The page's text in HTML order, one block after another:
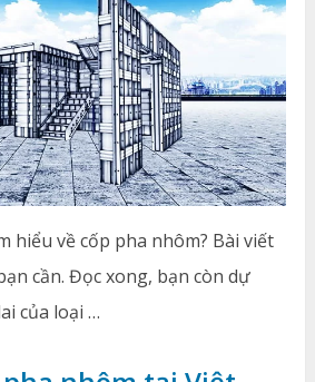
hiểu về cốp pha nhôm? Bài viết
cần. Đọc xong, bạn còn dự
của loại …